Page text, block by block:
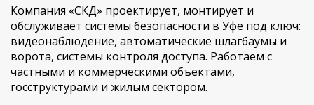
Компания «СКД» проектирует, монтирует и
обслуживает системы безопасности в Уфе под ключ:
видеонаблюдение, автоматические шлагбаумы и
ворота, системы контроля доступа. Работаем с
частными и коммерческими объектами,
госструктурами и жилым сектором.